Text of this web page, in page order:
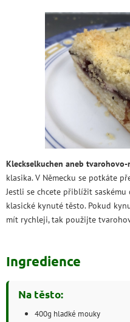
Kleckselkuchen aneb
klasika. V Německu se potkáte
Jestli se chcete přiblížit
klasické kynuté těsto. Pokud
mít rychleji, tak použijte
Ingredience
Na těsto:
400g hladké mouky